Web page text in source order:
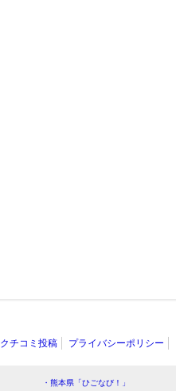
クチコミ投稿 プライバシーポリシー
・熊本県「ひごなび！」